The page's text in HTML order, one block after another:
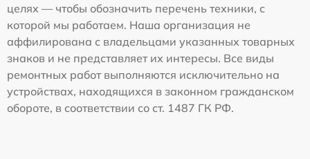
целях — чтобы обозначить перечень техники, с
которой мы работаем. Наша организация не
аффилирована с владельцами указанных товарных
знаков и не представляет их интересы. Все виды
ремонтных работ выполняются исключительно на
устройствах, находящихся в законном гражданском
обороте, в соответствии со ст. 1487 ГК РФ.